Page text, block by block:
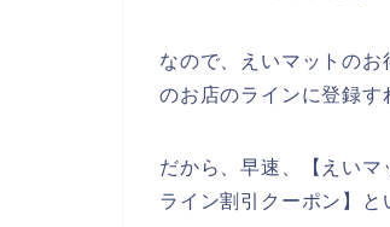
なので、えいマットの
のお店のラインに登録す
だから、早速、【えい
ライン割引クーポン】と